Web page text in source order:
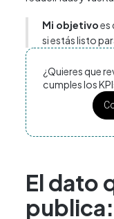
Mi objetivoes
si estás listo
¿Quieres que
cumples los
El dato